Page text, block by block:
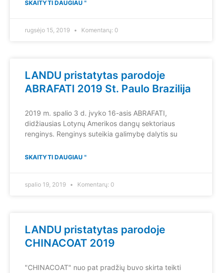
SKAITYTI DAUGIAU "
rugsėjo 15, 2019 Komentarų: 0
LANDU pristatytas parodoje
ABRAFATI 2019 St. Paulo Brazilija
2019 m. spalio 3 d. įvyko 16-asis ABRAFATI,
didžiausias Lotynų Amerikos dangų sektoriaus
renginys. Renginys suteikia galimybę dalytis su
SKAITYTI DAUGIAU "
spalio 19, 2019 Komentarų: 0
LANDU pristatytas parodoje
CHINACOAT 2019
"CHINACOAT" nuo pat pradžių buvo skirta teikti